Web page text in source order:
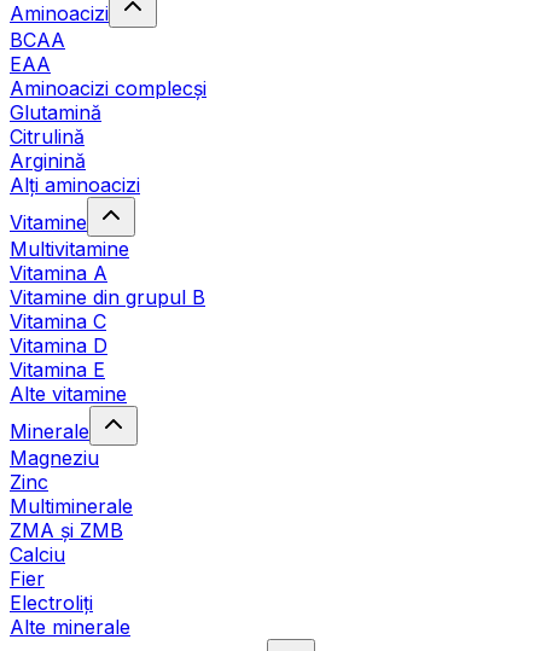
Aminoacizi
BCAA
EAA
Aminoacizi complecși
Glutamină
Citrulină
Arginină
Alți aminoacizi
Vitamine
Multivitamine
Vitamina A
Vitamine din grupul B
Vitamina C
Vitamina D
Vitamina E
Alte vitamine
Minerale
Magneziu
Zinc
Multiminerale
ZMA și ZMB
Calciu
Fier
Electroliți
Alte minerale